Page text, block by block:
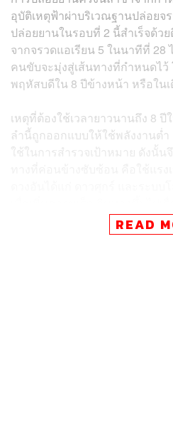
อุบัติเหตุฟ้าผ่าบริเวณฐานปล่อยจ
ปล่อยยานในรอบที่ 2 นี้สำเร็จด้ว
จากจรวดแอเรียน 5 ในนาทีที่ 28
คนขับจะมุ่งสู่เส้นทางที่กำหนดไว้
พฤหัสบดีใน 8 ปีข้างหน้า หรือใน
เหตุที่ต้องใช้เวลายาวนานถึง 8 ปี
ลำนี้ถูกออกแบบให้ใช้พลังงานต่ำ
ใช้ในการสำรวจเป้าหมาย ดังนั้น
ต้องการ จากนั้นจึงจะเบนเข็มไป
READ